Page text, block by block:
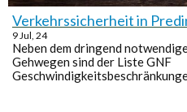
Verkehrssicherheit in
9 Jul, 24
Neben dem dringend
Gehwegen sind der Liste GNF